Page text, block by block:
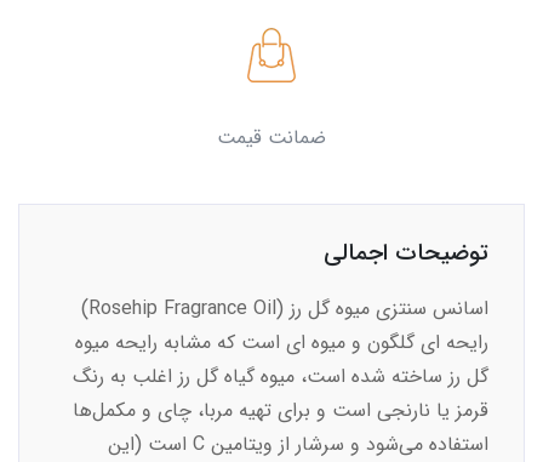
ضمانت قیمت
توضیحات اجمالی
اسانس سنتزی میوه گل رز (Rosehip Fragrance Oil)
رایحه ای گلگون و میوه ای است که مشابه رایحه میوه
گل رز ساخته شده است، میوه گیاه گل رز اغلب به رنگ
قرمز یا نارنجی است و برای تهیه مربا، چای و مکمل‌ها
استفاده می‌شود و سرشار از ویتامین C است (این